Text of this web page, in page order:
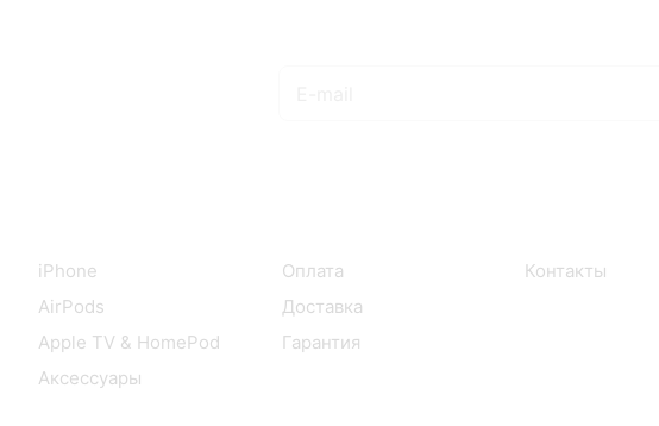
iPhone
AirPods
Apple TV & HomePod
Аксессуары
Оплата
Доставка
Гарантия
Контакты